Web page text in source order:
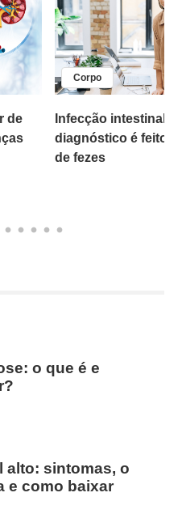
de
Corpo
Infecção intestinal
diagnóstico é feito
de fezes
o que é e
alto: sintomas, o
e como baixar